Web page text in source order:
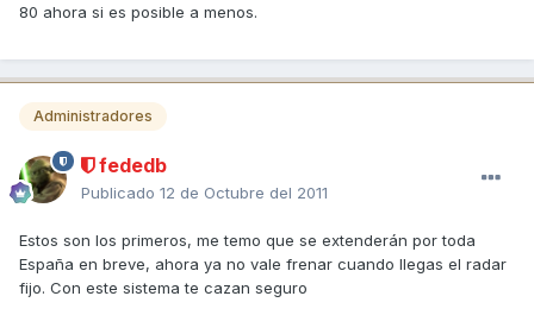
80 ahora si es posible a menos.
Administradores
fededb
Publicado 12 de Octubre del 2011
Estos son los primeros, me temo que se extenderán por toda
España en breve, ahora ya no vale frenar cuando llegas el radar
fijo. Con este sistema te cazan seguro